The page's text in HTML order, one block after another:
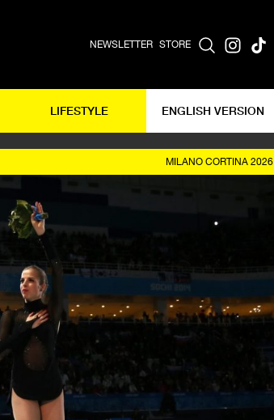
NEWSLETTER STORE
LIFESTYLE ENGLISH VERSION
MILANO CORTINA 2026